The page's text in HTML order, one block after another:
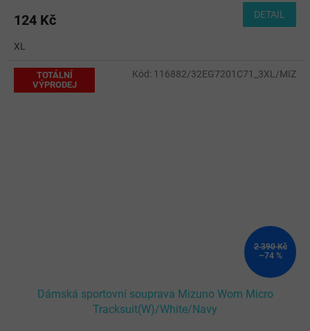
124 Kč DETAIL
XL
TOTÁLNÍ
VÝPRODEJ
2 390 Kč
–74 %
Dámská sportovní souprava Mizuno Wom Micro
Tracksuit(W)/White/Navy
Kód: 116882/32EG7201C71_3XL/MIZ